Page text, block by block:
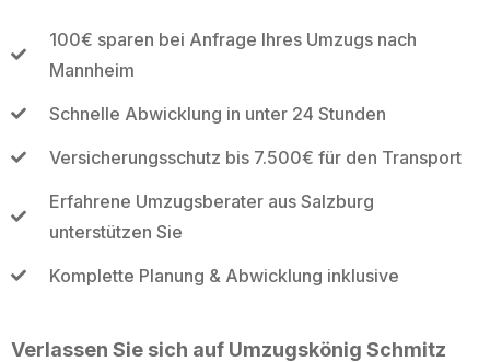
100€ sparen bei Anfrage Ihres Umzugs nach
Mannheim
Schnelle Abwicklung in unter 24 Stunden
Versicherungsschutz bis 7.500€ für den Transport
Erfahrene Umzugsberater aus Salzburg
unterstützen Sie
Komplette Planung & Abwicklung inklusive
Verlassen Sie sich auf Umzugskönig Schmitz